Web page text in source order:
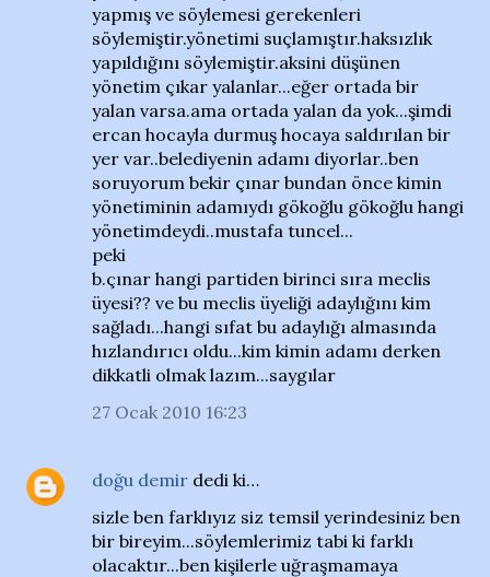
yapmış ve söylemesi gerekenleri
söylemiştir.yönetimi suçlamıştır.haksızlık
yapıldığını söylemiştir.aksini düşünen
yönetim çıkar yalanlar...eğer ortada bir
yalan varsa.ama ortada yalan da yok...şimdi
ercan hocayla durmuş hocaya saldırılan bir
yer var..belediyenin adamı diyorlar..ben
soruyorum bekir çınar bundan önce kimin
yönetiminin adamıydı gökoğlu gökoğlu hangi
yönetimdeydi..mustafa tuncel...
peki
b.çınar hangi partiden birinci sıra meclis
üyesi?? ve bu meclis üyeliği adaylığını kim
sağladı...hangi sıfat bu adaylığı almasında
hızlandırıcı oldu...kim kimin adamı derken
dikkatli olmak lazım...saygılar
27 Ocak 2010 16:23
doğu demir dedi ki…
sizle ben farklıyız siz temsil yerindesiniz ben
bir bireyim...söylemlerimiz tabi ki farklı
olacaktır...ben kişilerle uğraşmamaya